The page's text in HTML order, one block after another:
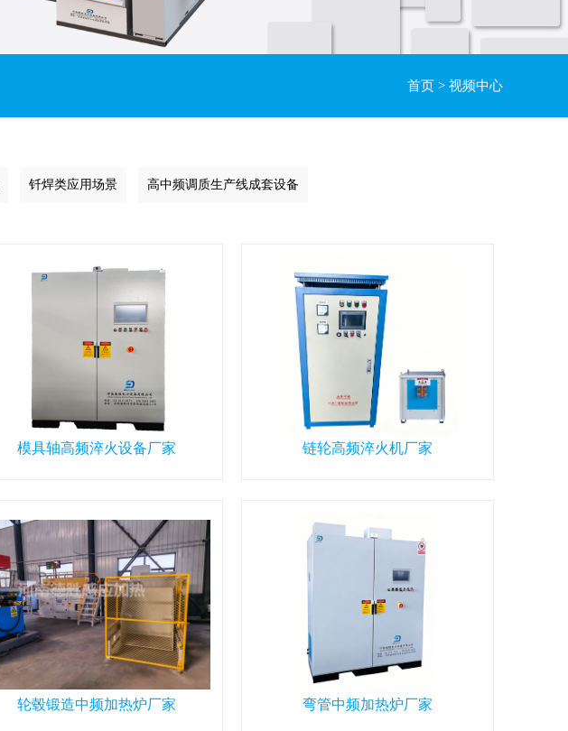
首页 > 视频中心
钎焊类应用场景 高中频调质生产线成套设备
模具轴高频淬火设备厂家 链轮高频淬火机厂家
轮毂锻造中频加热炉厂家 弯管中频加热炉厂家